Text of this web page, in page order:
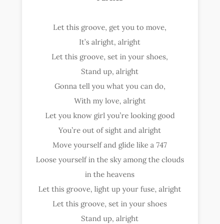
Let this groove, get you to move,
It’s alright, alright
Let this groove, set in your shoes,
Stand up, alright
Gonna tell you what you can do,
With my love, alright
Let you know girl you’re looking good
You’re out of sight and alright
Move yourself and glide like a 747
Loose yourself in the sky among the clouds
in the heavens
Let this groove, light up your fuse, alright
Let this groove, set in your shoes
Stand up, alright